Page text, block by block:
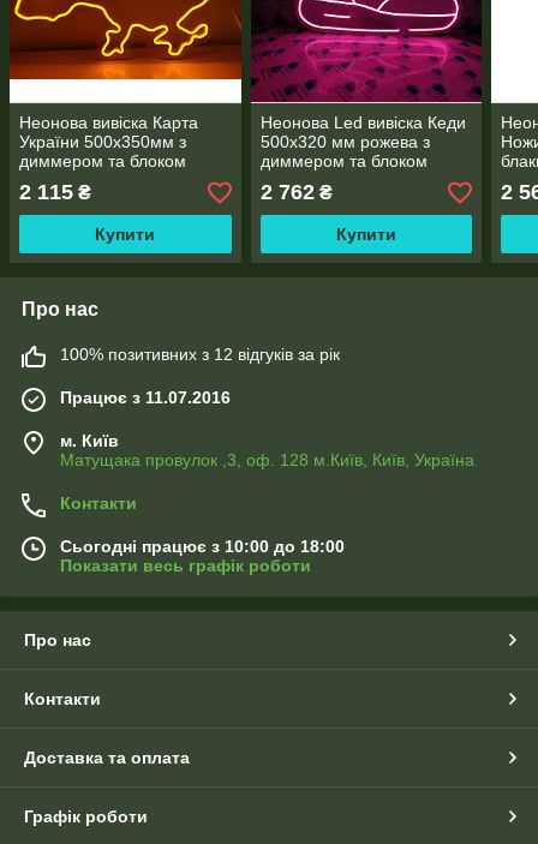
Неонова вивіска Карта
України 500х350мм з
диммером та блоком
2 115 ₴
Купити
Неонова Led вивіска Кеди
500х320 мм рожева з
диммером та блоком
2 762₴
Купити
2
Про нас
100% позитивних з 12 відгуків за рік
Працює з 11.07.2016
м. Київ
Матущака провулок ,3, оф. 128 м.Київ, Київ, Україна
Контакти
Сьогодні працює з 10:00 до 18:00
Показати весь графік роботи
Про нас
Контакти
Доставка та оплата
Графік роботи